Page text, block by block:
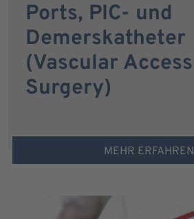
Ports, PIC- und
Demerskatheter
(Vascular Access
Surgery)
MEHR ERFAHREN